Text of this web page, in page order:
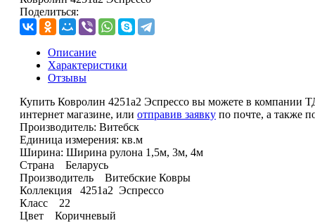
Поделиться:
Описание
Характеристики
Отзывы
Купить Ковролин 4251a2 Эспрессо вы можете в компании
интернет магазине, или отправив заявку по почте, а также
Производитель: Витебск
Единица измерения: кв.м
Ширина: Ширина рулона 1,5м, 3м, 4м
Страна Беларусь
Производитель
Витебские Ковры
Коллекция 4251a2 Эспрессо
Класс
22
Цвет
Коричневый